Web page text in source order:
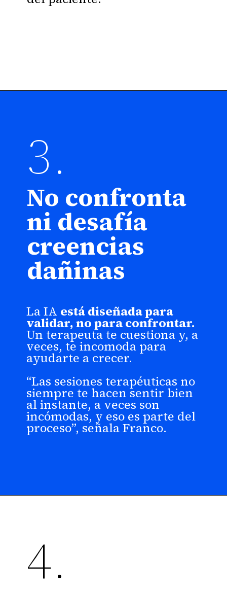
No confronta
ni desafía
creencias
dañinas
La IA está diseñada para
validar, no para confrontar.
Un terapeuta te cuestiona y, a
veces, te incomoda para
ayudarte a crecer.
“Las sesiones terapéuticas no
siempre te hacen sentir bien
al instante, a veces son
incómodas, y eso es parte del
proceso”, señala Franco.
3.
4.